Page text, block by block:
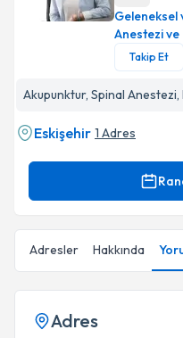
Uzm. Dr. Sema Yıldız
Geleneksel
Anestezi
Takip Et
Akupunktur, Spinal
Eskişehir 1 Adres
Adresler Hakkında
Adres